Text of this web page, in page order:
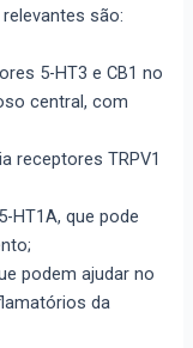
são:
5-HT3 e CB1 no
central, com
receptores TRPV1
HT1A, que pode
podem ajudar no
da